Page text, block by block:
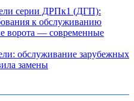
серии ДРПк1 (ДГП):
к обслуживанию
ворота — современные
обслуживание зарубежных
замены